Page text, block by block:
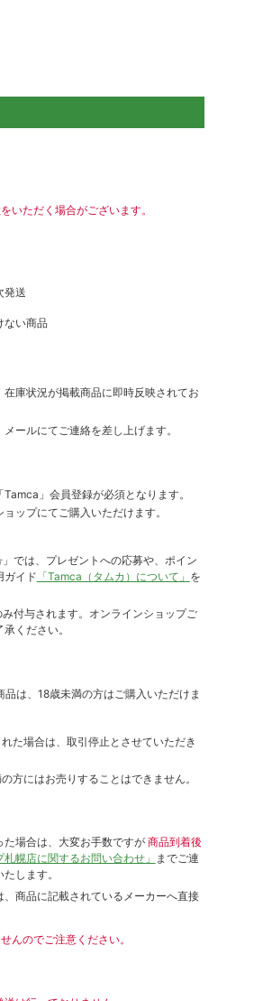
いただく場合がございます。
発送
い商品
庫状況が掲載商品に即時反映されてお
ールにてご連絡を差し上げます。
」会員登録が必須となります。
ップにてご購⼊いただけます。
では、プレゼントへの応募や、ポイン
ガイド 「Tamca（タムカ）について」 を
付与されます。オンラインショップご
ください。
は、18歳未満の方はご購入いただけま
た場合は、取引停止とさせていただき
方にはお売りすることはできません。
場合は、大変お手数ですが 商品到着後
幌店に関するお問い合わせ」 までご連
します。
商品に記載されているメーカーへ直接
んのでご注意ください。